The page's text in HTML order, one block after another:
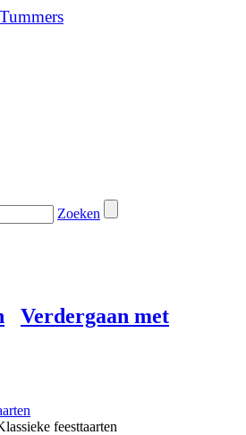
Zoeken
Verdergaan met
feesttaarten